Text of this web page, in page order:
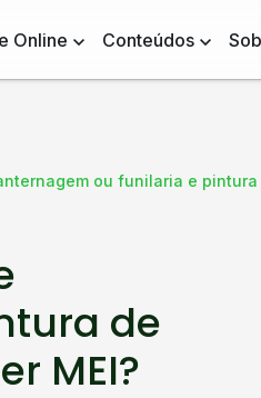
Online Conteúdos
ou funilaria e
de
MEI?